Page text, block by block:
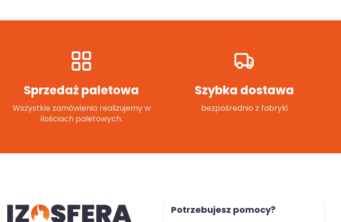
Sprzedaż paletowa
Wszystkie zamówienia realizujemy w
ilościach paletowych.
Szybka dostawa
bezpośrednio z fabryki
Potrzebujesz pomocy?